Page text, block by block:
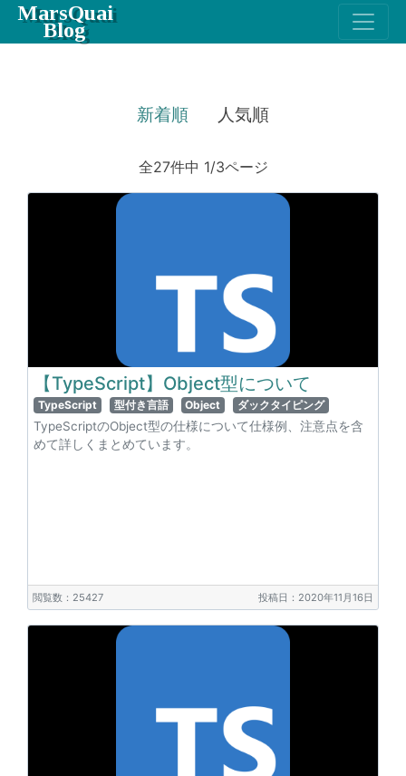
MarsQuai
Blog
新着順 人気順
全27件中 1/3ページ
【TypeScript】Object型について
TypeScript 型付き言語 Object ダックタイピング
TypeScriptのObject型の仕様について仕様例、注意点を含
めて詳しくまとめています。
閲覧数：25427 投稿日：2020年11月16日